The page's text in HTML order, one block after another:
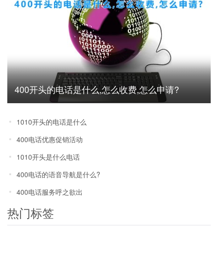
400开头的电话是什么,怎么收费,怎么申请?
1010开头的电话是什么
400电话优惠促销活动
1010开头是什么电话
400电话的语音导航是什么?
400电话服务呼之欲出
热门标签